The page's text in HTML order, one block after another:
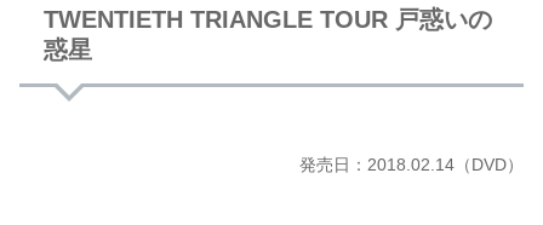
TWENTIETH TRIANGLE TOUR 戸惑いの
惑星
発売日：2018.02.14（DVD）